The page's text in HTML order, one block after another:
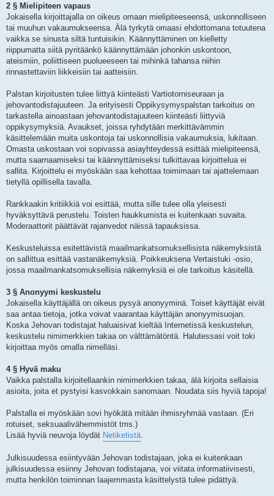
2 § Mielipiteen vapaus
Jokaisella kirjoittajalla on oikeus omaan mielipiteeseensä, uskonnolliseen
tai muuhun vakaumukseensa. Älä tyrkytä omaasi ehdottomana totuutena
vaikka se sinusta siltä tuntuisikin. Käännyttäminen on kielletty
riippumatta siitä pyritäänkö käännyttämään johonkin uskontoon,
ateismiin, poliittiseen puolueeseen tai mihinkä tahansa niihin
rinnastettaviin liikkeisiin tai aatteisiin.
Palstan kirjoitusten tulee liittyä kiinteästi Vartiotorniseuraan ja
jehovantodistajuuteen. Ja erityisesti Oppikysymyspalstan tarkoitus on
tarkastella ainoastaan jehovantodistajuuteen kiinteästi liittyviä
oppikysymyksiä. Avaukset, joissa ryhdytään merkittävämmin
käsittelemään muita uskontoja tai uskonnollisia vakaumuksia, lukitaan.
Omasta uskostaan voi sopivassa asiayhteydessä esittää mielipiteensä,
mutta saarnaamiseksi tai käännyttämiseksi tulkittavaa kirjoittelua ei
sallita. Kirjoittelu ei myöskään saa kehottaa toimimaan tai ajattelemaan
tietyllä opillisella tavalla.
Rankkaakin kritiikkiä voi esittää, mutta sille tulee olla yleisesti
hyväksyttävä perustelu. Toisten haukkumista ei kuitenkaan suvaita.
Moderaattorit päättävät rajanvedot näissä tapauksissa.
Keskusteluissa esitettävistä maailmankatsomuksellisista näkemyksistä
on sallittua esittää vastanäkemyksiä. Poikkeuksena Vertaistuki -osio,
jossa maailmankatsomuksellisia näkemyksiä ei ole tarkoitus käsitellä.
3 § Anonyymi keskustelu
Jokaisella käyttäjällä on oikeus pysyä anonyyminä. Toiset käyttäjät eivät
saa antaa tietoja, jotka voivat vaarantaa käyttäjän anonyymisuojan.
Koska Jehovan todistajat haluaisivat kieltää Internetissä keskustelun,
keskustelu nimimerkkien takaa on välttämätöntä. Halutessasi voit toki
kirjoittaa myös omalla nimelläsi.
4 § Hyvä maku
Vaikka palstalla kirjoitellaankin nimimerkkien takaa, älä kirjoita sellaisia
asioita, joita et pystyisi kasvokkain sanomaan. Noudata siis hyviä tapoja!
Palstalla ei myöskään sovi hyökätä mitään ihmisryhmää vastaan. (Eri
rotuiset, seksuaalivähemmistöt tms.)
Lisää hyviä neuvoja löydät Netiketistä
Julkisuudessa esiintyvään Jehovan todistajaan, joka ei kuitenkaan
julkisuudessa esiinny Jehovan todistajana, voi viitata informatiivisesti,
mutta henkilön toiminnan laajemmasta käsittelystä tulee pidättyä.